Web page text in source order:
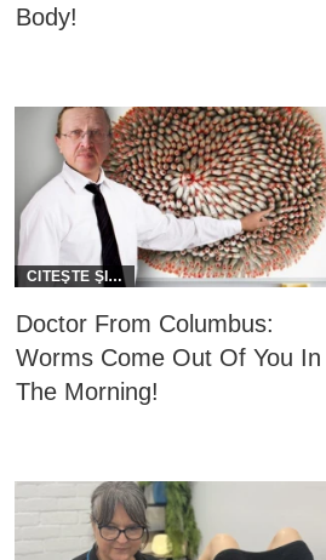
Body!
Doctor From Columbus:
Worms Come Out Of You In
The Morning!